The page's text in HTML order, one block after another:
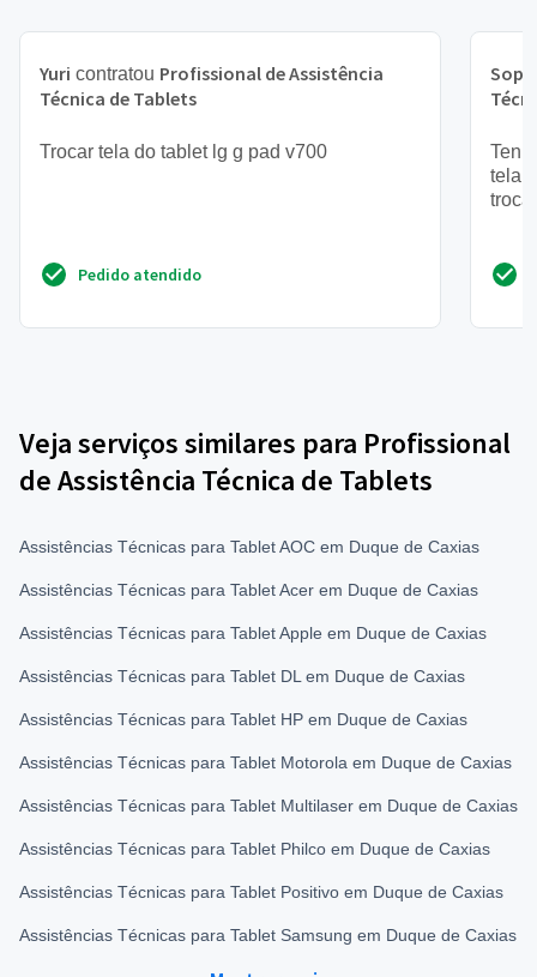
Yuri contratou Profissional de Assistência
Técnica de Tablets
Trocar tela do tablet lg g pad v700
Pedido atendido
tela,
Veja serviços similares para Profissional
de Assistência Técnica de Tablets
Assistências Técnicas para Tablet AOC em Duque de Caxias
Assistências Técnicas para Tablet Acer em Duque de Caxias
Assistências Técnicas para Tablet Apple em Duque de Caxias
Assistências Técnicas para Tablet DL em Duque de Caxias
Assistências Técnicas para Tablet HP em Duque de Caxias
Assistências Técnicas para Tablet Motorola em Duque de Caxias
Assistências Técnicas para Tablet Multilaser em Duque de Caxias
Assistências Técnicas para Tablet Philco em Duque de Caxias
Assistências Técnicas para Tablet Positivo em Duque de Caxias
Assistências Técnicas para Tablet Samsung em Duque de Caxias